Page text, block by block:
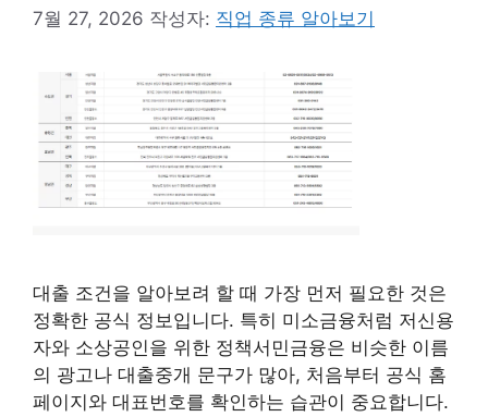
7월 27, 2026 작성자: 직업 종류 알아보기
대출 조건을 알아보려 할 때 가장 먼저 필요한 것은
정확한 공식 정보입니다. 특히 미소금융처럼 저신용
자와 소상공인을 위한 정책서민금융은 비슷한 이름
의 광고나 대출중개 문구가 많아, 처음부터 공식 홈
페이지와 대표번호를 확인하는 습관이 중요합니다.